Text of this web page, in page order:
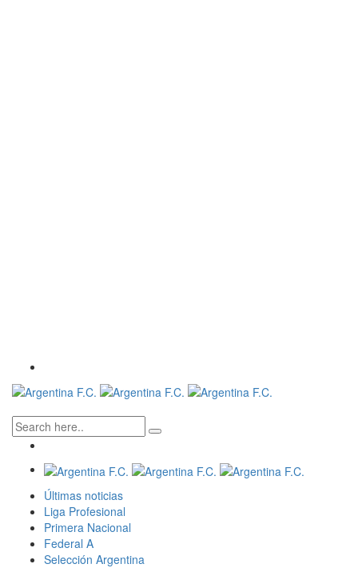
Últimas noticias
Liga Profesional
Primera Nacional
Federal A
Selección Argentina